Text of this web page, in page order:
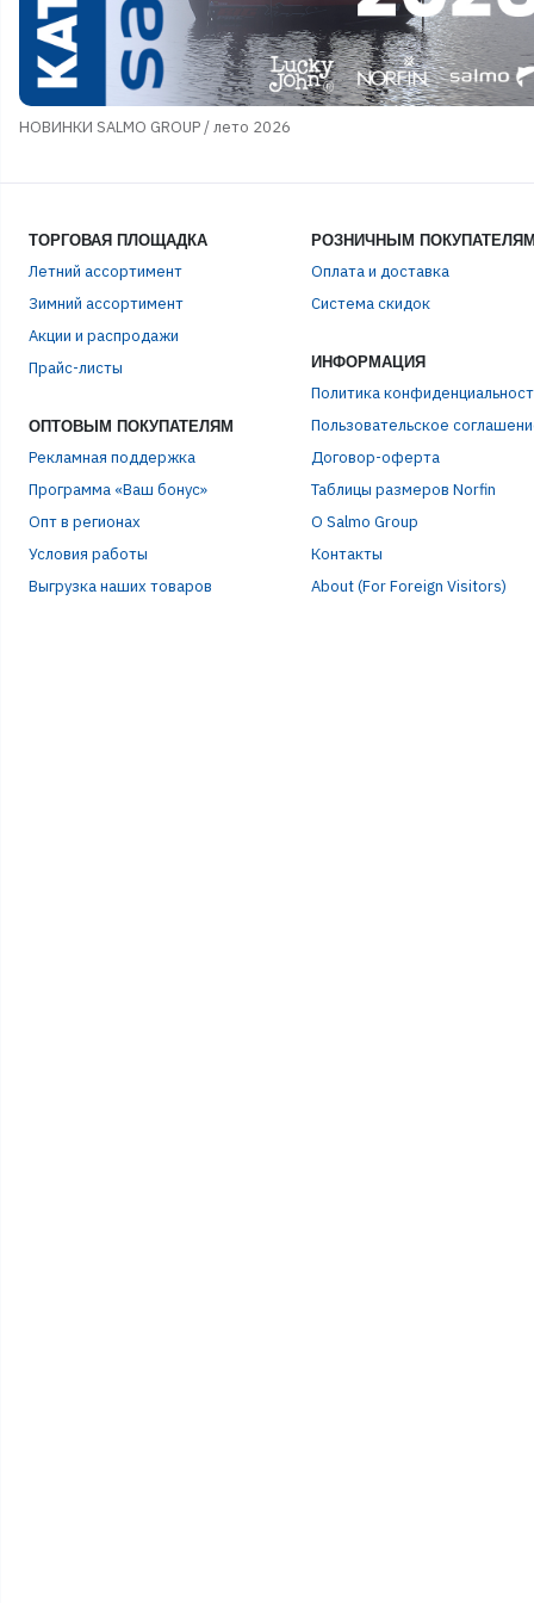
НОВИНКИ SALMO GROUP / лето 2026
ТОРГОВАЯ ПЛОЩАДКА
Летний ассортимент
Зимний ассортимент
Акции и распродажи
Прайс-листы
ОПТОВЫМ ПОКУПАТЕЛЯМ
Рекламная поддержка
Программа «Ваш бонус»
Опт в регионах
Условия работы
Выгрузка наших товаров
РОЗНИЧНЫМ
Оплата и доставка
Система скидок
ИНФОРМАЦИЯ
Политика
Пользовательское
Договор-оферта
Таблицы размеров Norfin
О Salmo Group
Контакты
About (For Foreign Visitors)